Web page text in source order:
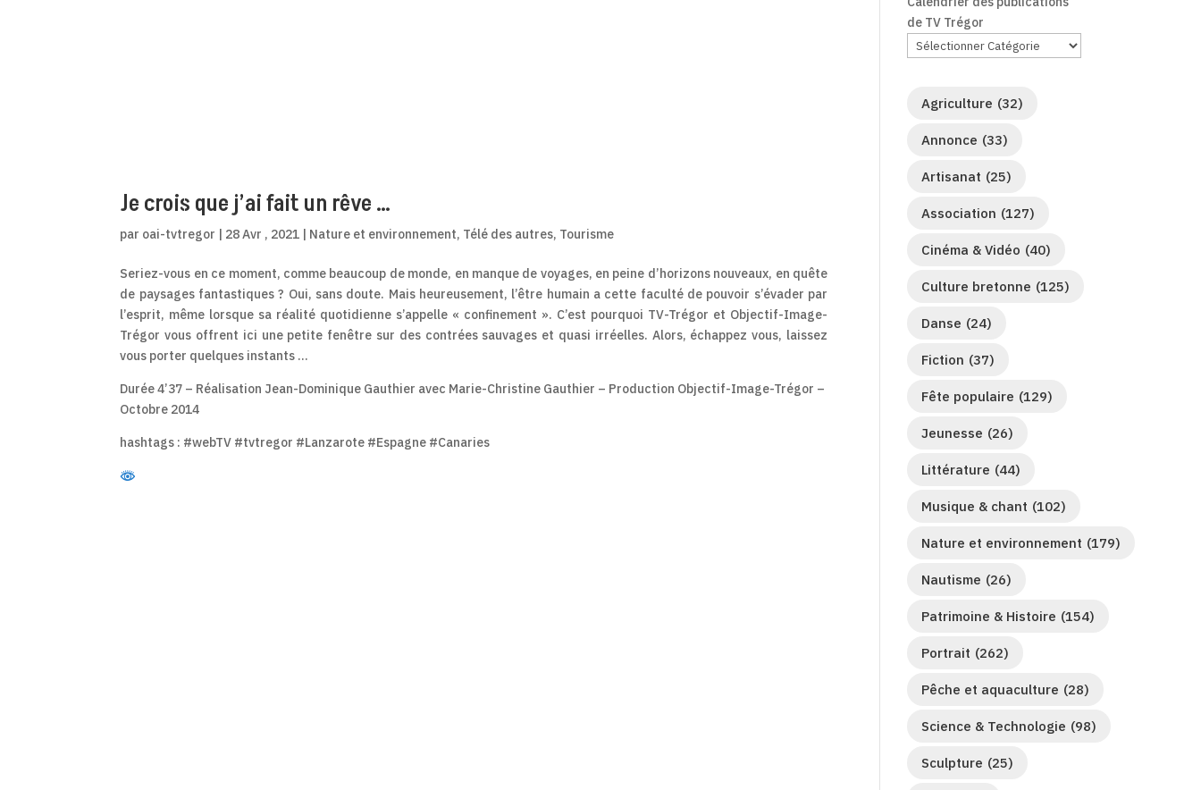
Je crois que j’ai fait un rêve …
par oai-tvtregor | 28 Avr , 2021 | Nature et environnement, Télé des autres, Tourisme
Seriez-vous en ce moment, comme beaucoup de monde, en manque de voyages, en peine d’horizons nouveaux, en quête
de paysages fantastiques ? Oui, sans doute. Mais heureusement, l’être humain a cette faculté de pouvoir s’évader par
l’esprit, même lorsque sa réalité quotidienne s’appelle « confinement ». C’est pourquoi TV-Trégor et Objectif-Image-
Trégor vous offrent ici une petite fenêtre sur des contrées sauvages et quasi irréelles. Alors, échappez vous, laissez
vous porter quelques instants …
Durée 4’37 – Réalisation Jean-Dominique Gauthier avec Marie-Christine Gauthier – Production Objectif-Image-Trégor –
Octobre 2014
hashtags : #webTV #tvtregor #Lanzarote #Espagne #Canaries
de TV Trégor
Agriculture (32)
Annonce (33)
Artisanat (25)
Association (127)
Cinéma & Vidéo (40)
Culture bretonne (125)
Danse (24)
Fiction (37)
Fête populaire (129)
Jeunesse (26)
Littérature (44)
Musique & chant (102)
Nature et environnement (179)
Nautisme (26)
Patrimoine & Histoire (154)
Portrait (262)
Pêche et aquaculture (28)
Science & Technologie (98)
Sculpture (25)